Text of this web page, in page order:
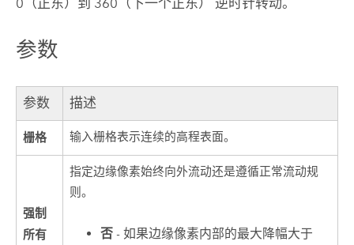
参数
参数 描述
栅格 输入栅格表示连续的高程表面。
强制
所有
指定边缘像素始终向外流动还是遵循正常流动规
则。
否 - 如果边缘像素内部的最大降幅大于